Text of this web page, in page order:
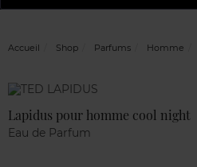
Accueil Shop Parfums Homme
Marque
Lapidus pour homme cool night
Eau de Parfum